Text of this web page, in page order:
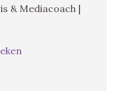
& Mediacoach |